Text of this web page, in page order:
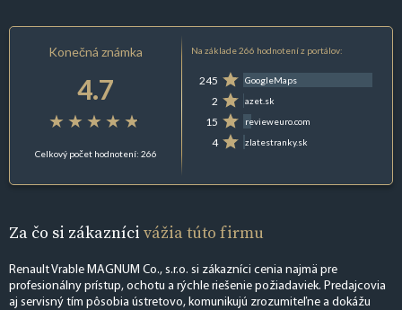
Konečná známka
4.7
Celkový počet hodnotení: 266
Na základe 266 hodnotení z portálov:
245 GoogleMaps
2 azet.sk
15 revieweuro.com
4 zlatestranky.sk
Za čo si zákazníci vážia túto firmu
Renault Vrable MAGNUM Co., s.r.o. si zákazníci cenia najmä pre
profesionálny prístup, ochotu a rýchle riešenie požiadaviek. Predajcovia
aj servisný tím pôsobia ústretovo, komunikujú zrozumiteľne a dokážu